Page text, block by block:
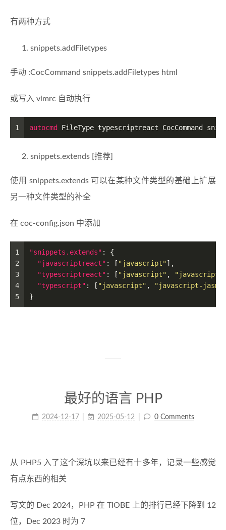
有两种方式
snippets.addFiletypes
手动 :CocCommand snippets.addFiletypes html
或写入 vimrc 自动执行
1 autocmd FileType typescriptreact CocCommand
snippets.extends [推荐]
使用 snippets.extends 可以在某种文件类型的基础上扩展
另一种文件类型的补全
在 coc-config.json 中添加
1
2
3
4
5
"snippets.extends" :
{
"javascriptreact" : [ "javascript"] ,
"typescriptreact" : [ "javascript" ,
"javascript-
"typescript" : [ "javascript" ,
"javascript-
}
最好的语言 PHP
2024-12-17 2025-05-12 0 Comments
从 PHP5 入了这个深坑以来已经有十多年，记录一些感觉
有点东西的相关
写文的 Dec 2024，PHP 在 TIOBE 上的排行已经下降到 12
位，Dec 2023 时为 7